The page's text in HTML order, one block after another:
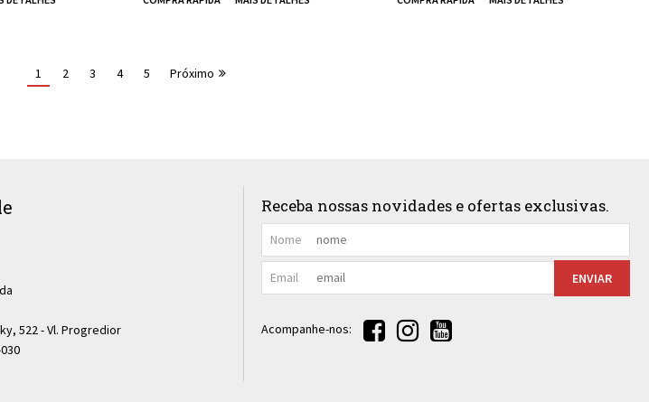
1 2 3 4 5 Próximo
522 - Vl. Progredior
Receba nossas novidades e ofertas exclusivas.
Nome
Email ENVIAR
Acompanhe-nos: